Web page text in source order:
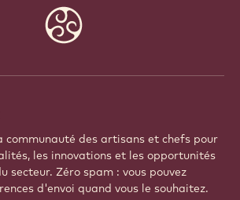
des artisans et chefs pour
les innovations et les opportunités
secteur. Zéro spam : vous pouvez
d'envoi quand vous le souhaitez.